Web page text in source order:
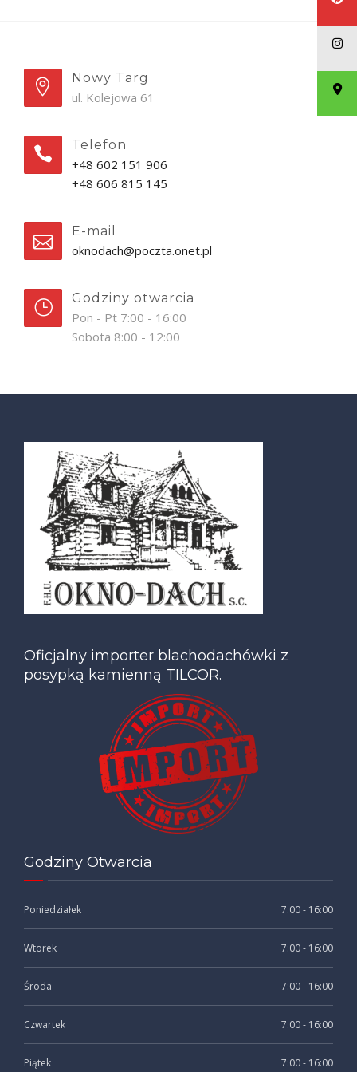
Nowy Targ
ul. Kolejowa 61
Telefon
+48 602 151 906
+48 606 815 145
E-mail
oknodach@poczta.onet.pl
Godziny otwarcia
Pon - Pt 7:00 - 16:00
Sobota 8:00 - 12:00
Oficjalny importer blachodachówki z
posypką kamienną TILCOR.
Godziny Otwarcia
Poniedziałek 7:00 - 16:00
Wtorek 7:00 - 16:00
Środa 7:00 - 16:00
Czwartek 7:00 - 16:00
Piątek 7:00 - 16:00